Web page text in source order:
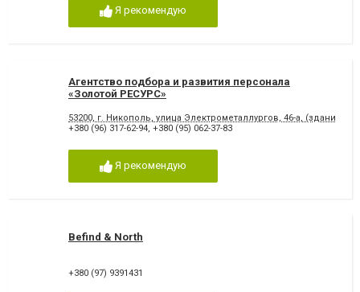
Я рекомендую
Агентство подбора и развития персонала
«Золотой РЕСУРС»
53200, г. Никополь, улица Электрометаллургов, 46-а, (здание
+380 (96) 317-62-94, +380 (95) 062-37-83
Я рекомендую
Befind & North
+380 (97) 9391431